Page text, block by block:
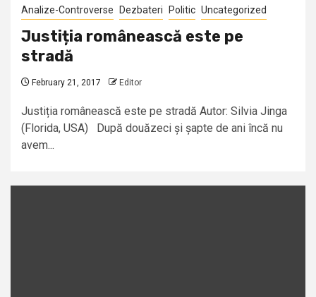
Analize-Controverse Dezbateri Politic Uncategorized
Justiția românească este pe
stradă
February 21, 2017 Editor
Justiția românească este pe stradă Autor: Silvia Jinga
(Florida, USA) După douăzeci și șapte de ani încă nu
avem...